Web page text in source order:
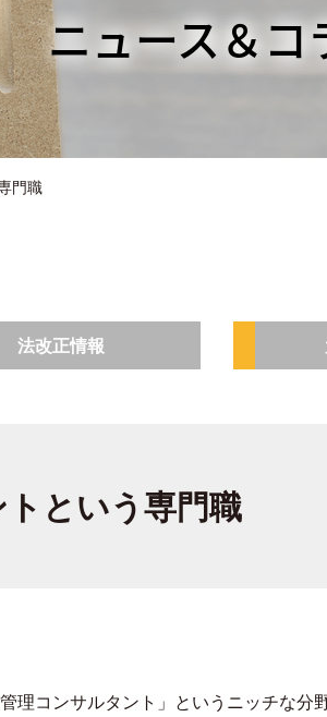
ニュース＆コ
門職
法改正情報
という専門職
理コンサルタント」というニッチな